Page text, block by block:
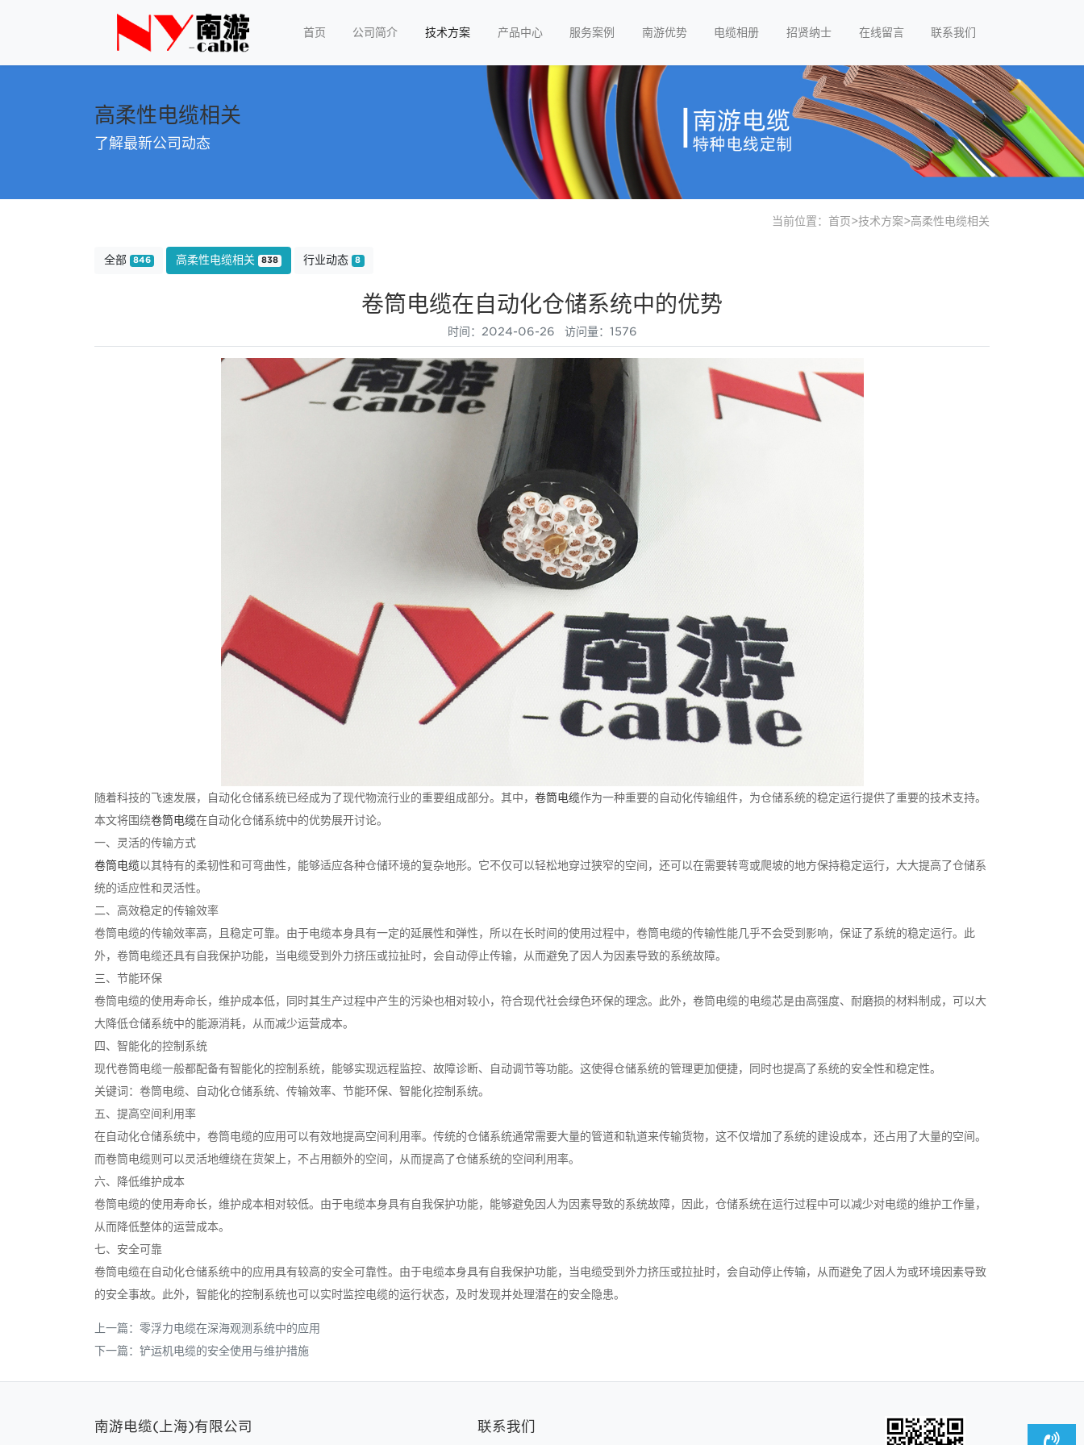
首页 公司简介 技术方案 产品中心 服务案例 南游优势 电缆相册 招贤纳士 在线留言 联系我们
高柔性电缆相关
了解最新公司动态
当前位置： 首页>技术方案>高柔性电缆相关
全部 846 高柔性电缆相关 838 行业动态 8
卷筒电缆在自动化仓储系统中的优势
时间：2024-06-26 访问量：1576
随着科技的飞速发展，自动化仓储系统已经成为了现代物流行业的重要组成部分。其中， 卷筒电缆作为一种重要的自动化传输组件，为仓储系统的稳定运行提供了重要的技术支持。
本文将围绕卷筒电缆在自动化仓储系统中的优势展开讨论。
一、灵活的传输方式
卷筒电缆以其特有的柔韧性和可弯曲性，能够适应各种仓储环境的复杂地形。它不仅可以轻松地穿过狭窄的空间，还可以在需要转弯或爬坡的地方保持稳定运行，大大提高了仓储系
统的适应性和灵活性。
二、高效稳定的传输效率
卷筒电缆的传输效率高，且稳定可靠。由于电缆本身具有一定的延展性和弹性，所以在长时间的使用过程中，卷筒电缆的传输性能几乎不会受到影响，保证了系统的稳定运行。此
外，卷筒电缆还具有自我保护功能，当电缆受到外力挤压或拉扯时，会自动停止传输，从而避免了因人为因素导致的系统故障。
三、节能环保
卷筒电缆的使用寿命长，维护成本低，同时其生产过程中产生的污染也相对较小，符合现代社会绿色环保的理念。此外，卷筒电缆的电缆芯是由高强度、耐磨损的材料制成，可以大
大降低仓储系统中的能源消耗，从而减少运营成本。
四、智能化的控制系统
现代卷筒电缆一般都配备有智能化的控制系统，能够实现远程监控、故障诊断、自动调节等功能。这使得仓储系统的管理更加便捷，同时也提高了系统的安全性和稳定性。
关键词：卷筒电缆、自动化仓储系统、传输效率、节能环保、智能化控制系统。
五、提高空间利用率
在自动化仓储系统中，卷筒电缆的应用可以有效地提高空间利用率。传统的仓储系统通常需要大量的管道和轨道来传输货物，这不仅增加了系统的建设成本，还占用了大量的空间。
而卷筒电缆则可以灵活地缠绕在货架上，不占用额外的空间，从而提高了仓储系统的空间利用率。
六、降低维护成本
卷筒电缆的使用寿命长，维护成本相对较低。由于电缆本身具有自我保护功能，能够避免因人为因素导致的系统故障，因此，仓储系统在运行过程中可以减少对电缆的维护工作量，
从而降低整体的运营成本。
七、安全可靠
卷筒电缆在自动化仓储系统中的应用具有较高的安全可靠性。由于电缆本身具有自我保护功能，当电缆受到外力挤压或拉扯时，会自动停止传输，从而避免了因人为或环境因素导致
的安全事故。此外，智能化的控制系统也可以实时监控电缆的运行状态，及时发现并处理潜在的安全隐患。
上一篇： 零浮力电缆在深海观测系统中的应用
下一篇： 铲运机电缆的安全使用与维护措施
南游电缆(上海)有限公司 联系我们